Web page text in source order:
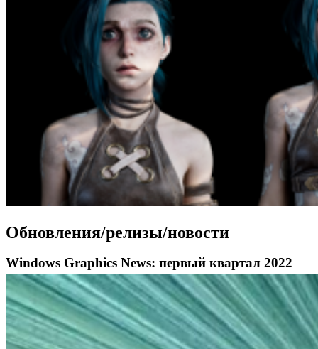
Обновления/релизы/новости
Windows Graphics News: первый квартал 2022